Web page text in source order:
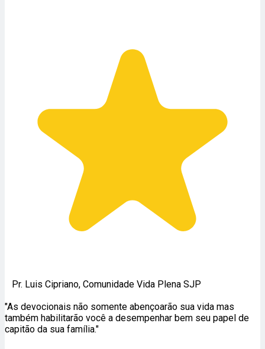
Pr. Luis Cipriano, Comunidade Vida Plena SJP
"As devocionais não somente abençoarão sua vida mas
também habilitarão você a desempenhar bem seu papel de
capitão da sua família."